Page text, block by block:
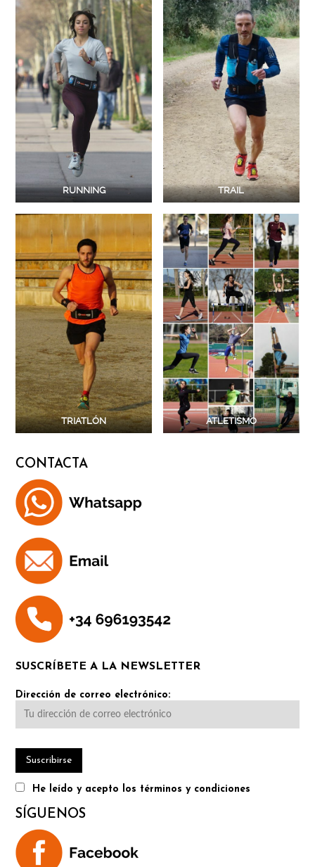
RUNNING TRAIL
TRIATLÓN ATLETISMO
CONTACTA
SUSCRÍBETE A LA NEWSLETTER
Dirección de correo electrónico:
He leído y acepto los términos y condiciones
SÍGUENOS